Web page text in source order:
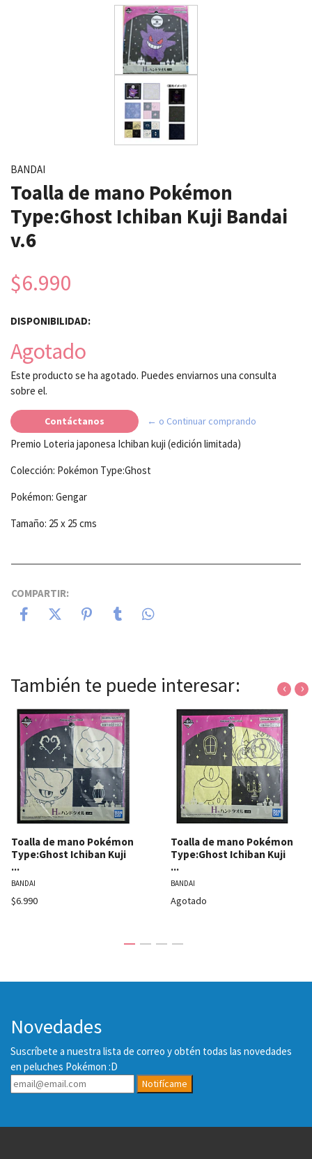
BANDAI
Toalla de mano Pokémon
Type:Ghost Ichiban Kuji Bandai
v.6
$6.990
DISPONIBILIDAD:
Agotado
Este producto se ha agotado. Puedes enviarnos una consulta
sobre el.
Contáctanos ← o Continuar comprando
Premio Loteria japonesa Ichiban kuji (edición limitada)
Colección: Pokémon Type:Ghost
Pokémon: Gengar
Tamaño: 25 x 25 cms
COMPARTIR:
También te puede interesar:
Toalla de mano Pokémon
Type:Ghost Ichiban Kuji
...
BANDAI
$6.990
Toalla de mano Pokémon
Type:Ghost Ichiban Kuji
...
BANDAI
Agotado
‹ ›
Novedades
Suscríbete a nuestra lista de correo y obtén todas las novedades
en peluches Pokémon :D
Notifícame